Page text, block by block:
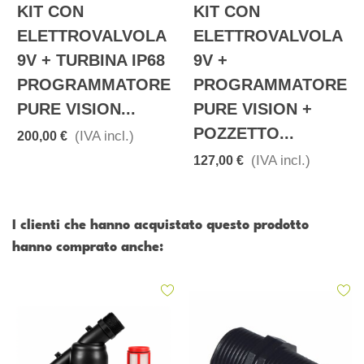
KIT CON
ELETTROVALVOLA
9V + TURBINA IP68
PROGRAMMATORE
PURE VISION...
200,00 € (IVA incl.)
KIT CON
ELETTROVALVOLA
9V +
PROGRAMMATORE
PURE VISION +
POZZETTO...
127,00 € (IVA incl.)
I clienti che hanno acquistato questo prodotto
hanno comprato anche: